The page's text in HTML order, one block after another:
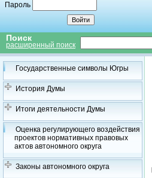
Пароль
Поиск
расширенный поиск
Государственные символы Югры
История Думы
Итоги деятельности Думы
Оценка регулирующего воздействия
проектов нормативных правовых
актов автономного округа
Законы автономного округа